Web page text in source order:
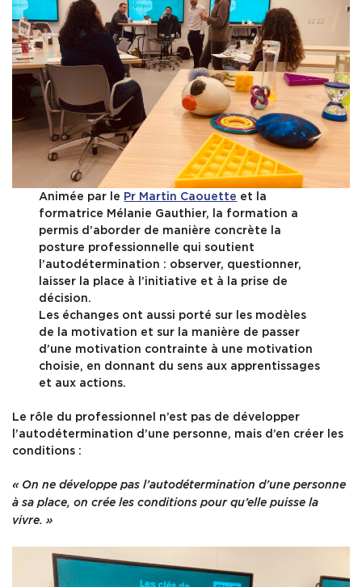
Animée par le Pr Martin Caouette et la
formatrice Mélanie Gauthier, la formation a
permis d’aborder de manière concrète la
posture professionnelle qui soutient
l’autodétermination : observer, questionner,
laisser la place à l’initiative et à la prise de
décision.
Les échanges ont aussi porté sur les modèles
de la motivation et sur la manière de passer
d’une motivation contrainte à une motivation
choisie, en donnant du sens aux apprentissages
et aux actions.
Le rôle du professionnel n’est pas de développer
l’autodétermination d’une personne, mais d’en créer les
conditions :
« On ne développe pas l’autodétermination d’une personne
à sa place, on crée les conditions pour qu’elle puisse la
vivre. »